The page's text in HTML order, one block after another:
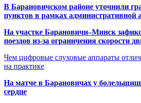
В Барановичском районе уточнили
пунктов в рамках административной
На участке Барановичи–Минск
поездов из-за ограничения скорости
Чем цифровые слуховые аппараты
на практике
На матче в Барановичах у
сердце